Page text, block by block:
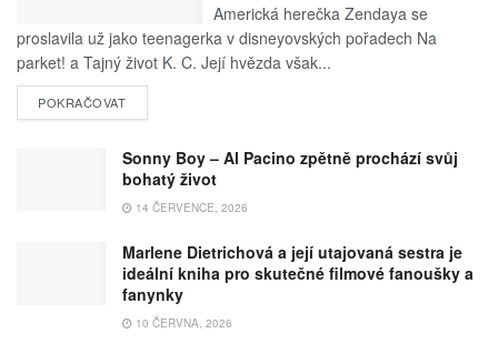
Americká herečka Zendaya se
proslavila už jako teenagerka v disneyovských pořadech Na
parket! a Tajný život K. C. Její hvězda však...
POKRAČOVAT
Sonny Boy – Al Pacino zpětně prochází svůj
bohatý život
14 ČERVENCE, 2026
Marlene Dietrichová a její utajovaná sestra je
ideální kniha pro skutečné filmové fanoušky a
fanynky
10 ČERVNA, 2026